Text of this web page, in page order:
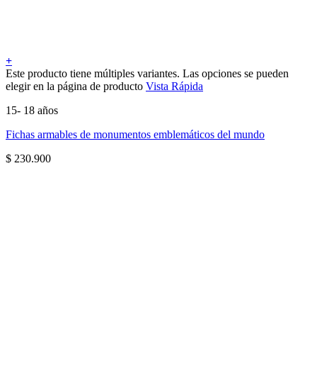
+
Este producto tiene múltiples variantes. Las opciones se pueden
elegir en la página de producto Vista Rápida
15- 18 años
Fichas armables de monumentos emblemáticos del mundo
$ 230.900